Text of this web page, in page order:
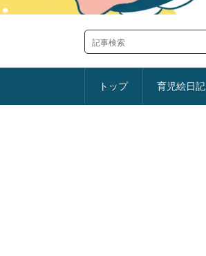
トップ 育児絵日記